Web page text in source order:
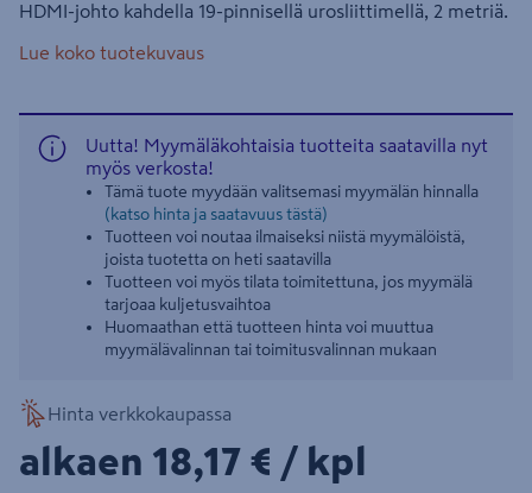
HDMI-johto kahdella 19-pinnisellä urosliittimellä, 2 metriä.
Lue koko tuotekuvaus
Uutta! Myymäläkohtaisia tuotteita saatavilla nyt
myös verkosta!
Tämä tuote myydään valitsemasi myymälän hinnalla
(katso hinta ja saatavuus tästä)
Tuotteen voi noutaa ilmaiseksi niistä myymälöistä,
joista tuotetta on heti saatavilla
Tuotteen voi myös tilata toimitettuna, jos myymälä
tarjoaa kuljetusvaihtoa
Huomaathan että tuotteen hinta voi muuttua
myymälävalinnan tai toimitusvalinnan mukaan
Hinta verkkokaupassa
alkaen 18,17€/kpl
18,17 € / kpl